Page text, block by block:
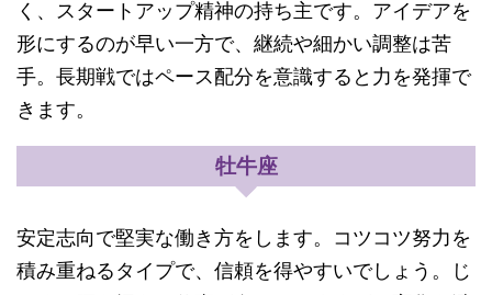
く、スタートアップ精神の持ち主です。アイデアを
形にするのが早い一方で、継続や細かい調整は苦
手。長期戦ではペース配分を意識すると力を発揮で
きます。
牡牛座
安定志向で堅実な働き方をします。コツコツ努力を
積み重ねるタイプで、信頼を得やすいでしょう。じ